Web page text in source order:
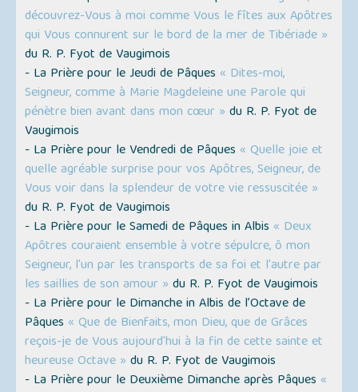
découvrez-Vous à moi comme Vous le fîtes aux Apôtres
qui Vous connurent sur le bord de la mer de Tibériade »
du R. P. Fyot de Vaugimois
- La Prière pour le Jeudi de Pâques « Dites-moi,
Seigneur, comme à Marie Magdeleine une Parole qui
pénètre bien avant dans mon cœur » du R. P. Fyot de
Vaugimois
- La Prière pour le Vendredi de Pâques « Quelle joie et
quelle agréable surprise pour vos Apôtres, Seigneur, de
Vous voir dans la splendeur de votre vie ressuscitée »
du R. P. Fyot de Vaugimois
- La Prière pour le Samedi de Pâques in Albis « Deux
Apôtres couraient ensemble à votre sépulcre, ô mon
Seigneur, l'un par les transports de sa foi et l'autre par
les saillies de son amour » du R. P. Fyot de Vaugimois
- La Prière pour le Dimanche in Albis de l’Octave de
Pâques « Que de Bienfaits, mon Dieu, que de Grâces
reçois-je de Vous aujourd'hui à la fin de cette sainte et
heureuse Octave » du R. P. Fyot de Vaugimois
- La Prière pour le Deuxième Dimanche après Pâques «